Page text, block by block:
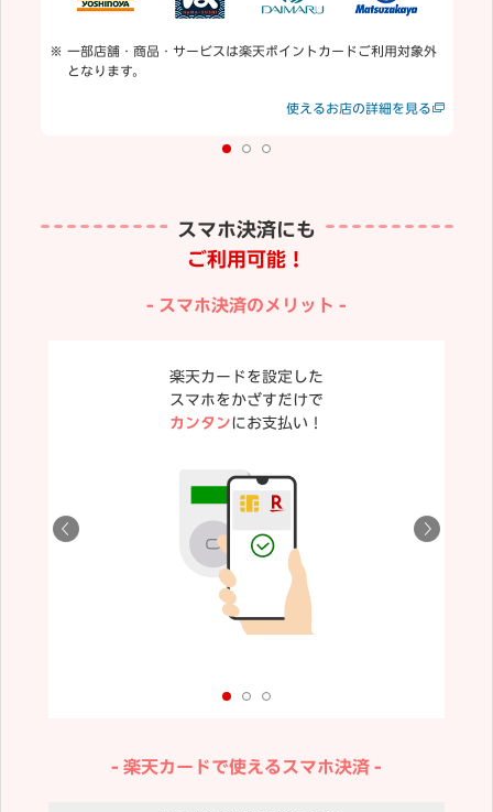
一部店舗・商品・サービスは楽天ポイントカードご利用対象外
となります。
使えるお店の詳細を見る
スマホ決済にも
ご利用可能！
スマホ決済のメリット
楽天カードを設定した
スマホをかざすだけで
カンタンにお支払い！
楽天カードで使えるスマホ決済